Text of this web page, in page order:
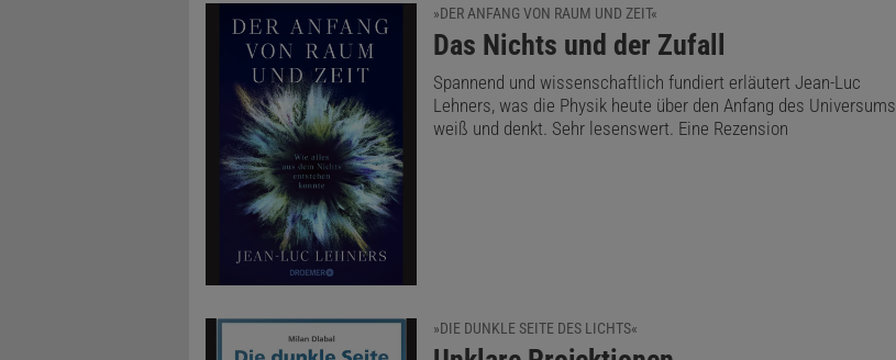
»DER ANFANG VON RAUM UND ZEIT«
:
Das Nichts und der Zufall
Spannend und wissenschaftlich fundiert erläutert Jean-Luc
Lehners, was die Physik heute über den Anfang des Universums
weiß und denkt. Sehr lesenswert. Eine Rezension
»DIE DUNKLE SEITE DES LICHTS«